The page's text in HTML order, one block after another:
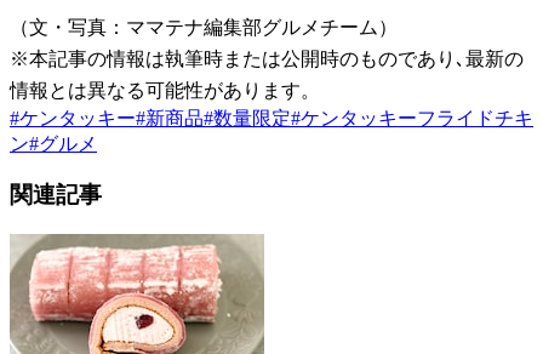
（文・写真：ママテナ編集部グルメチーム）
※本記事の情報は執筆時または公開時のものであり､最新の
情報とは異なる可能性があります。
#ケンタッキー#新商品#数量限定#ケンタッキーフライドチキ
ン#グルメ
関連記事